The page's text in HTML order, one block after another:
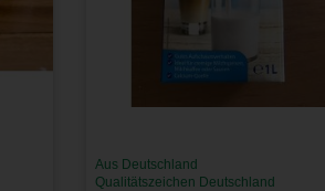
Aus Deutschland
Qualitätszeichen Deutschland